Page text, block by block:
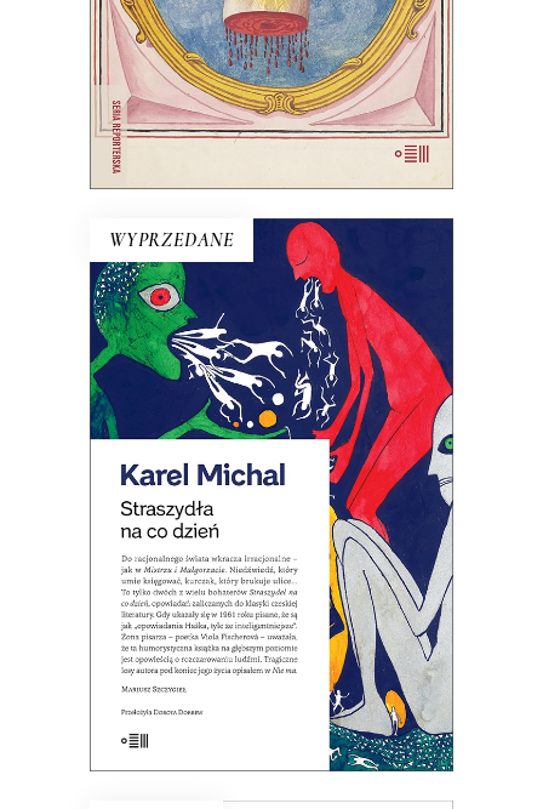
E-BOOK DO KOSZYKA
WYPRZEDANE
E-BOOK DO KOSZYKA
STRASZYDŁA NA CO DZIEŃ
Opowiadania, w których do
racjonalnego świata wkracza
irracjonalne: niedźwiedź umie
księgować, a kurczak brukuje ulice…
Jedna z najbardziej kultowych czeskich
książek XX wieku.
39.00zł 19.50zł